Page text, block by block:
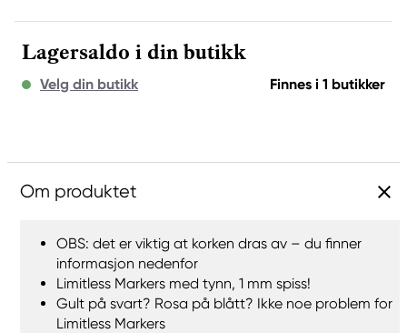
Lagersaldo i din butikk
Velg din butikk Finnes i 1 butikker
Om produktet
OBS: det er viktig at korken dras av – du finner
informasjon nedenfor
Limitless Markers med tynn, 1 mm spiss!
Gult på svart? Rosa på blått? Ikke noe problem for
Limitless Markers